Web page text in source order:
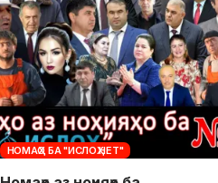
НОМАҲО БА "ИСЛОҲ.НЕТ"